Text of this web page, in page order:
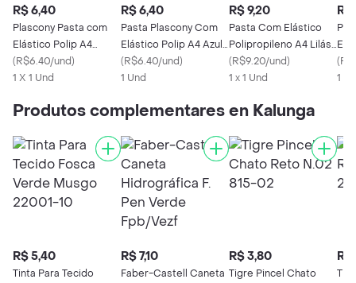
R$ 6,40
Plascony Pasta com
Elástico Polip A4
Verde Pastel
(R$6.40/und)
1 X 1 Und
R$ 6,40
Pasta Plascony Com
Elástico Polip A4 Azul
Pastel A02Loly
(R$6.40/und)
1 Und
R$ 9,20
Pasta Com Elástico
Polipropileno A4 Lilás
Pastel A40Loly
(R$9.20/und)
1 x 1 Und
R$
(
1
Produtos complementares en Kalunga
R$ 5,40
Tinta Para Tecido
R$ 7,10
Faber-Castell Caneta
R$ 3,80
Tigre Pincel Chato
R$